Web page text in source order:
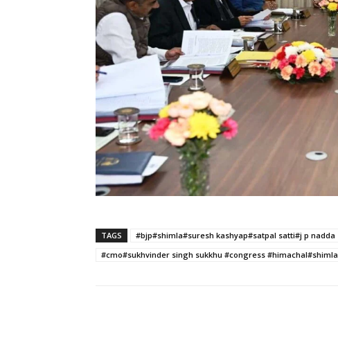
TAGS
#bjp#shimla#suresh kashyap#satpal satti#j p nadda
#cmo#sukhvinder singh sukkhu #congress #himachal#shimla